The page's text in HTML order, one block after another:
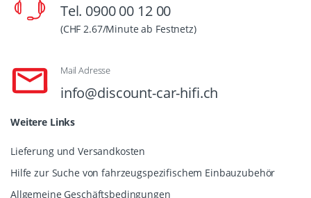
Tel. 0900 00 12 00
(CHF 2.67/Minute ab Festnetz)
Mail Adresse
info@discount-car-hifi.ch
Weitere Links
Lieferung und Versandkosten
Hilfe zur Suche von fahrzeugspezifischem Einbauzubehör
Allgemeine Geschäftsbedingungen